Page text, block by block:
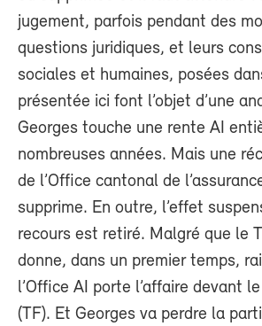
jugement, parfois pendant des
questions juridiques, et leurs
sociales et humaines, posées
présentée ici font l’objet d’une
Georges touche une rente AI
nombreuses années. Mais une
de l’Office cantonal de
supprime. En outre, l’effet
recours est retiré. Malgré que le
donne, dans un premier temps,
l’Office AI porte l’affaire devant
(TF). Et Georges va perdre la